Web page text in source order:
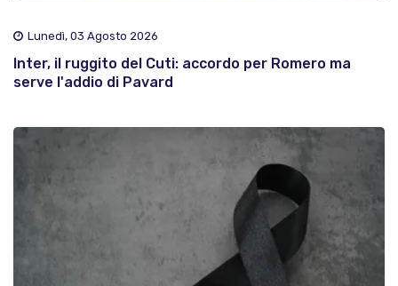
Lunedì, 03 Agosto 2026
Inter, il ruggito del Cuti: accordo per Romero ma
serve l'addio di Pavard